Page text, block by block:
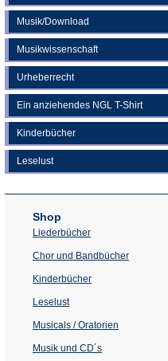
Musik/Download
Musikwissenschaft
Urheberrecht
Ein anziehendes NGL T-Shirt
Kinderbücher
Leselust
Shop
Liederbücher
Chor und Bandbücher
Kinderbücher
Leselust
Musicals / Oratorien
Musik und CD´s